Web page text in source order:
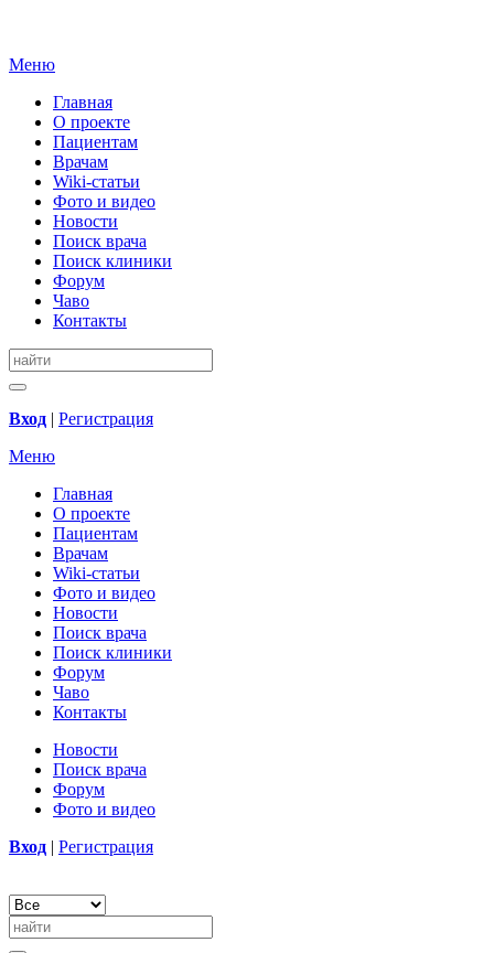
Меню
Главная
О проекте
Пациентам
Врачам
Wiki-статьи
Фото и видео
Новости
Поиск врача
Поиск клиники
Форум
Чаво
Контакты
Вход | Регистрация
Меню
Главная
О проекте
Пациентам
Врачам
Wiki-статьи
Фото и видео
Новости
Поиск врача
Поиск клиники
Форум
Чаво
Контакты
Новости
Поиск врача
Форум
Фото и видео
Вход | Регистрация